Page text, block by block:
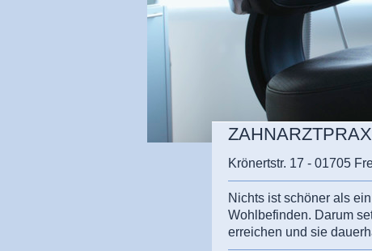
Krönertstr. 17 - 01705
Nichts ist schöner als
Wohlbefinden. Darum
erreichen und sie